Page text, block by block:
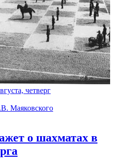
четверг
Маяковского
о шахматах в